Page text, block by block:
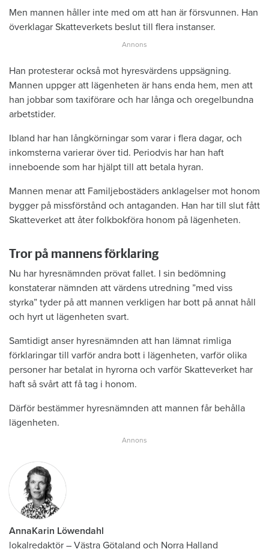
Men mannen håller inte med om att han är försvunnen. Han
överklagar Skatteverkets beslut till flera instanser.
Han protesterar också mot hyresvärdens uppsägning.
Mannen uppger att lägenheten är hans enda hem, men att
han jobbar som taxiförare och har långa och oregelbundna
arbetstider.
Ibland har han långkörningar som varar i flera dagar, och
inkomsterna varierar över tid. Periodvis har han haft
inneboende som har hjälpt till att betala hyran.
Mannen menar att Familjebostäders anklagelser mot honom
bygger på missförstånd och antaganden. Han har till slut fått
Skatteverket att åter folkbokföra honom på lägenheten.
Tror på mannens förklaring
Nu har hyresnämnden prövat fallet. I sin bedömning
konstaterar nämnden att värdens utredning ”med viss
styrka” tyder på att mannen verkligen har bott på annat håll
och hyrt ut lägenheten svart.
Samtidigt anser hyresnämnden att han lämnat rimliga
förklaringar till varför andra bott i lägenheten, varför olika
personer har betalat in hyrorna och varför Skatteverket har
haft så svårt att få tag i honom.
Därför bestämmer hyresnämnden att mannen får behålla
lägenheten.
AnnaKarin Löwendahl
lokalredaktör – Västra Götaland och Norra Halland